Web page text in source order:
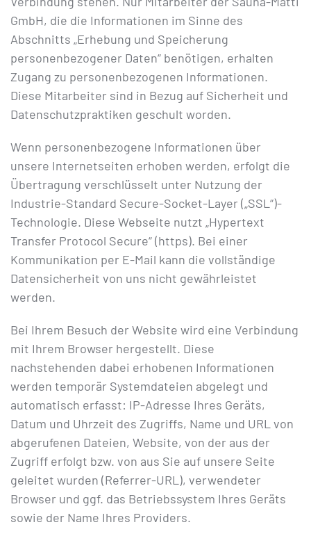
GmbH, die die Informationen im Sinne des
Abschnitts „Erhebung und Speicherung
personenbezogener Daten“ benötigen, erhalten
Zugang zu personenbezogenen Informationen.
Diese Mitarbeiter sind in Bezug auf Sicherheit und
Datenschutzpraktiken geschult worden.
Wenn personenbezogene Informationen über
unsere Internetseiten erhoben werden, erfolgt die
Übertragung verschlüsselt unter Nutzung der
Industrie-Standard Secure-Socket-Layer („SSL“)-
Technologie. Diese Webseite nutzt „Hypertext
Transfer Protocol Secure“ (https). Bei einer
Kommunikation per E-Mail kann die vollständige
Datensicherheit von uns nicht gewährleistet
werden.
Bei Ihrem Besuch der Website wird eine Verbindung
mit Ihrem Browser hergestellt. Diese
nachstehenden dabei erhobenen Informationen
werden temporär Systemdateien abgelegt und
automatisch erfasst: IP-Adresse Ihres Geräts,
Datum und Uhrzeit des Zugriffs, Name und URL von
abgerufenen Dateien, Website, von der aus der
Zugriff erfolgt bzw. von aus Sie auf unsere Seite
geleitet wurden (Referrer-URL), verwendeter
Browser und ggf. das Betriebssystem Ihres Geräts
sowie der Name Ihres Providers.